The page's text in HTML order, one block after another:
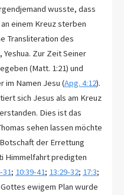
wusste, dass
einem Kreuz sterben
Transliteration des
Seiner
(Matt. 1:21) und
im Namen Jesu (Apg. 4:12).
Dies ist das
sehen lassen möchte
der Errettung
Himmelfahrt predigten
31; 10:39-41; 13:29-32; 17:3;
Gottes ewigem Plan wurde